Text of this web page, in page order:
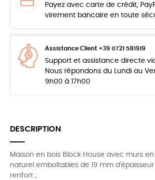
Payez avec carte de crédit,
virement bancaire en toute
Assistance Client +39 0721 581919
Support et assistance directe
Nous répondons du Lundi au
9h00 à 17h00
DESCRIPTION
Maison en bois Block House avec murs
naturel emboîtables de 19 mm
renfort ;